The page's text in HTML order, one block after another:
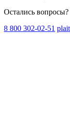
Остались вопросы?
8 800 302-02-51